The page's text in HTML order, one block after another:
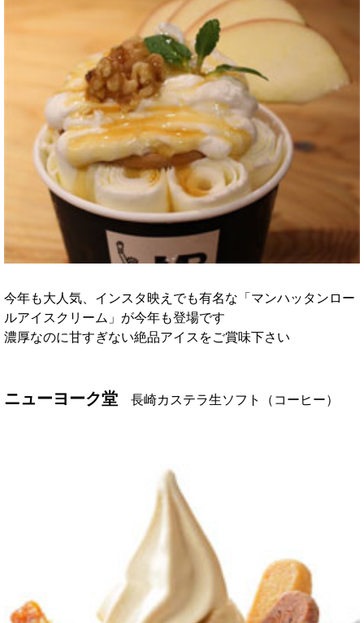
今年も大人気、インスタ映えでも有名な「マンハッタンロー
ルアイスクリーム」が今年も登場です
濃厚なのに甘すぎない絶品アイスをご賞味下さい
ニューヨーク堂 長崎カステラ生ソフト（コーヒー）